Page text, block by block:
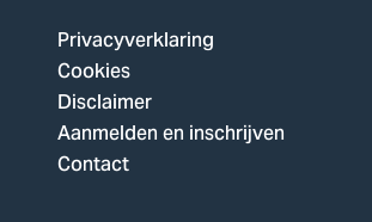
De
Haagse
Hogeschool,
ga
naar
de
Privacyverklaring
Cookies
Disclaimer
Aanmelden en inschrijven
Contact